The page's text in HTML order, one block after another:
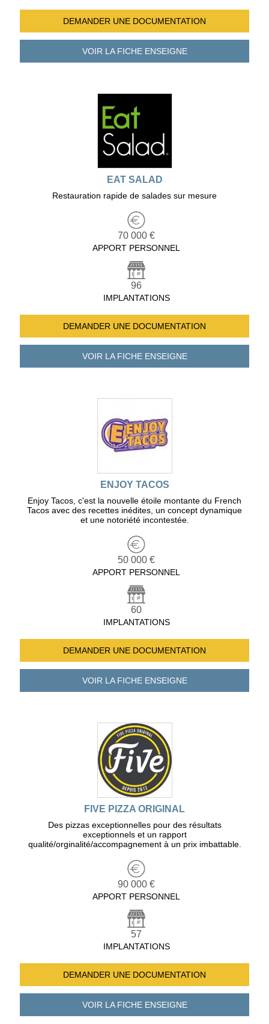
DEMANDER UNE DOCUMENTATION
VOIR LA FICHEENSEIGNE
EAT SALAD
Restauration rapide de salades sur mesure
70 000 €
APPORT PERSONNEL
96
IMPLANTATIONS
DEMANDER UNE DOCUMENTATION
VOIR LA FICHEENSEIGNE
ENJOY TACOS
Enjoy Tacos, c'est la nouvelle étoile montante du French
Tacos avec des recettes inédites, un concept dynamique
et une notoriété incontestée.
50 000 €
APPORT PERSONNEL
60
IMPLANTATIONS
DEMANDER UNE DOCUMENTATION
VOIR LA FICHEENSEIGNE
FIVE PIZZA ORIGINAL
Des pizzas exceptionnelles pour des résultats
exceptionnels et un rapport
qualité/orginalité/accompagnement à un prix imbattable.
90 000 €
APPORT PERSONNEL
57
IMPLANTATIONS
DEMANDER UNE DOCUMENTATION
VOIR LA FICHEENSEIGNE